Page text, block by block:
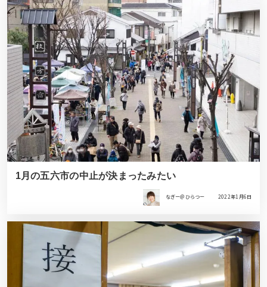
1月の五六市の中止が決まったみたい
なぎー＠ひらつー 2022年1月6日